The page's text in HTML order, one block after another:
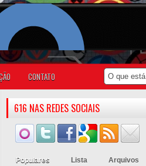
CONTATO
616 NAS REDES SOCIAIS
Populares Lista Arquivos